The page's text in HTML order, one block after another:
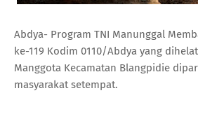
Abdya- Program TNI Manunggal
ke-119 Kodim 0110/Abdya yang
Manggota Kecamatan Blangpidie
masyarakat setempat.